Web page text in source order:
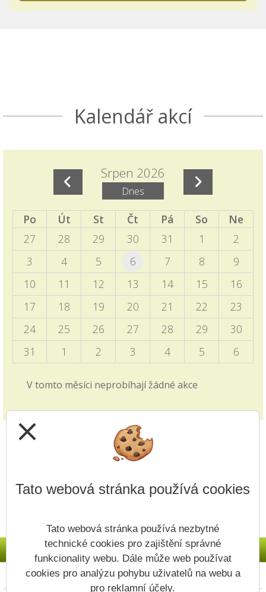
Seznamte se s akcemi den otevřených dveří a
Škola nanečisto.
Termíny akcí aktuálně doplněných do ročního
Naleznete v ročním plánu školy a samostatném
příspěvku v blogu školy.
EVVO a ICT plány školy
06.10.2025
Zveřejněny na úřední desce
Programový týden v Sasku
04.10.2025
Informace pro vyjíždějící děti zveřejněny v blogu
školy i v záložce 2. stupně - Programový týden v
Sasku.
Zkrácené vyučování - volby
28.09.2025
v pátek 3.10. viz článek v blogu školy
Jak si vybrat střední školu?
Video z produkce ČT edu je zveřejněno v záložce
Upřesnění v článku - Nový způsob plateb
11.09.2025
Na Vaše dotazy odpovídáme v článku v Blogu
školy.
Kalendář akcí
Srpen 2026
Dnes
Po Út St Čt Pá So
Ne
27
28 29 30 31 1
2
3
4 5 6 7 8
9
10
11 12 13 14 15
16
17
18 19 20 21 22
23
24
25 26 27 28 29
30
31
1 2 3 4 5 6
V tomto měsíci neprobíhají žádné akce
Prohlášení o přístupnosti Mapa webu Cookies
close
Tato webová stránka používá cookies
Tato webová stránka používá nezbytné
technické cookies pro zajištění správné
funkcionality webu. Dále může web používat
cookies pro analýzu pohybu uživatelů na webu a
pro reklamní účely.